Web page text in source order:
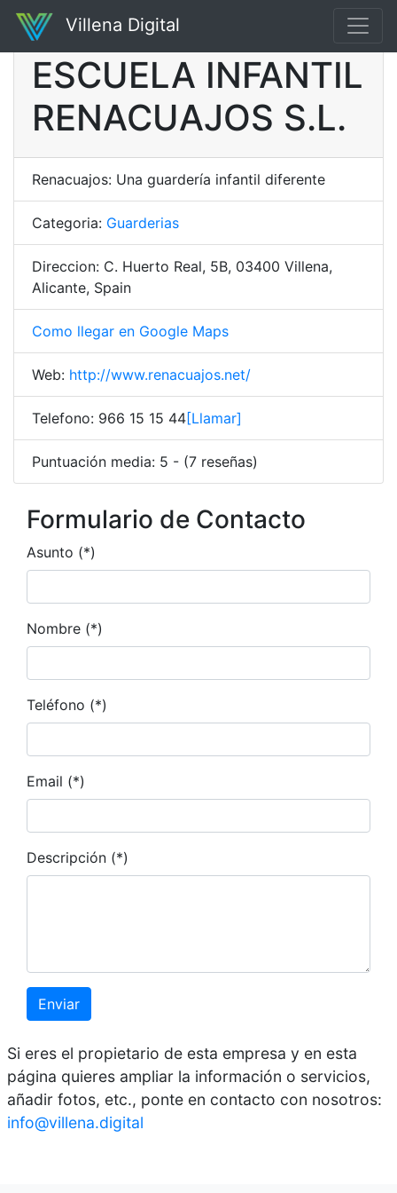
Villena Digital
ESCUELA INFANTIL
RENACUAJOS S.L.
Renacuajos: Una guardería infantil diferente
Categoria: Guarderias
Direccion: C. Huerto Real, 5B, 03400 Villena,
Alicante, Spain
Como llegar en Google Maps
Web: http://www.renacuajos.net/
Telefono: 966 15 15 44[Llamar]
Puntuación media: 5 - (7 reseñas)
Formulario de Contacto
Asunto (*)
Nombre (*)
Teléfono (*)
Email (*)
Descripción (*)
Enviar
Si eres el propietario de esta empresa y en esta
página quieres ampliar la información o servicios,
añadir fotos, etc., ponte en contacto con nosotros:
info@villena.digital